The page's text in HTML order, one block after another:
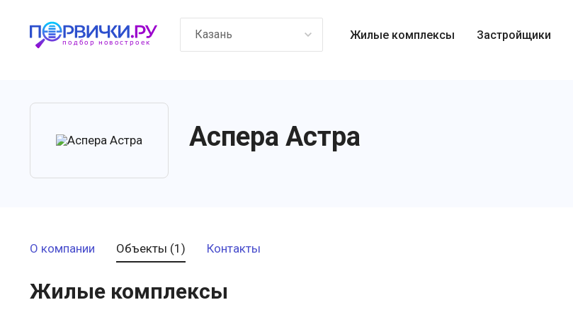
Казань Жилые комплексы Застройщики
Аспера Астра
О компании Объекты (1) Контакты
Жилые комплексы